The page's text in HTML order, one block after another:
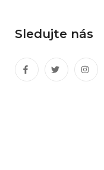
Sledujte nás